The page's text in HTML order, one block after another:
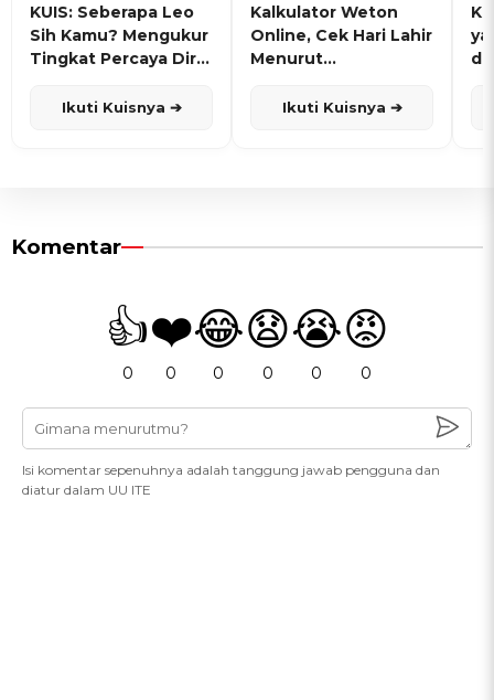
KUIS: Seberapa Leo
Sih Kamu? Mengukur
Tingkat Percaya Diri
Ikuti Kuisnya ➔
Kalkulator Weton
Online, Cek Hari Lahir
Menurut
Ikuti Kuisnya ➔
Komentar
👍
0
❤️
0
😂
0
😧
0
😭
0
😡
0
Isi komentar sepenuhnya adalah tanggung jawab pengguna dan
diatur dalam UU ITE